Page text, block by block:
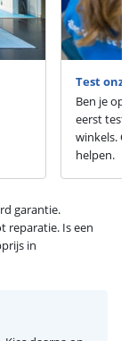
Test
Ben je op
eerst
winkels.
helpen.
garantie.
reparatie. Is een
in